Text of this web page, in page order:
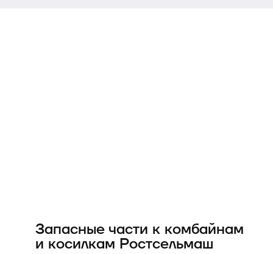
Запасные части к комбайнам
и косилкам Ростсельмаш